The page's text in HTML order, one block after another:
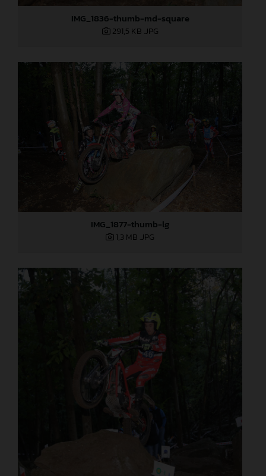
IMG_1836-thumb-md-square
291,5 KB .JPG
IMG_1877-thumb-lg
1,3 MB .JPG